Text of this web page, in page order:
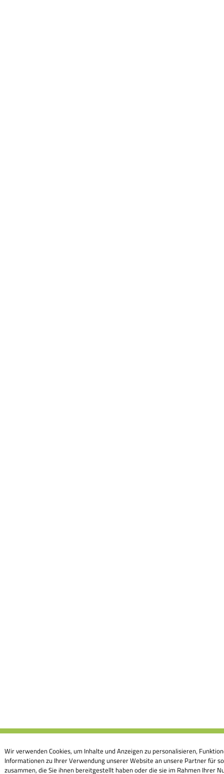
Wir verwenden Cookies, um Inhalte und Anzeigen zu personalisieren,
Informationen zu Ihrer Verwendung unserer Website an unsere Partner für
zusammen, die Sie ihnen bereitgestellt haben oder die sie im Rahmen Ihrer